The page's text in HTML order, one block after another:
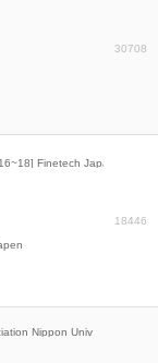
30708
Finetech Japan
18446
Nippon Univ